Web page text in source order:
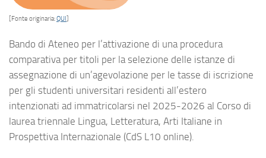
[Fonte originaria:QUI]
Bando di Ateneo per l’attivazione di una procedura
comparativa per titoli per la selezione delle istanze di
assegnazione di un’agevolazione per le tasse di iscrizione
per gli studenti universitari residenti all’estero
intenzionati ad immatricolarsi nel 2025-2026 al Corso di
laurea triennale Lingua, Letteratura, Arti Italiane in
Prospettiva Internazionale (CdS L10 online).